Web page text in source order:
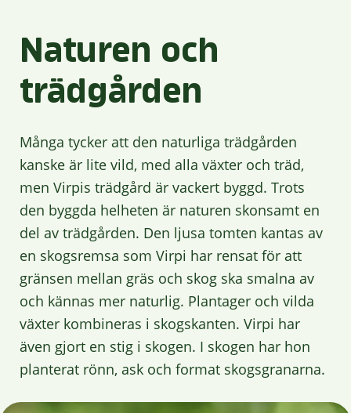
Naturen och
trädgården
Många tycker att den naturliga trädgården
kanske är lite vild, med alla växter och träd,
men Virpis trädgård är vackert byggd. Trots
den byggda helheten är naturen skonsamt en
del av trädgården. Den ljusa tomten kantas av
en skogsremsa som Virpi har rensat för att
gränsen mellan gräs och skog ska smalna av
och kännas mer naturlig. Plantager och vilda
växter kombineras i skogskanten. Virpi har
även gjort en stig i skogen. I skogen har hon
planterat rönn, ask och format skogsgranarna.